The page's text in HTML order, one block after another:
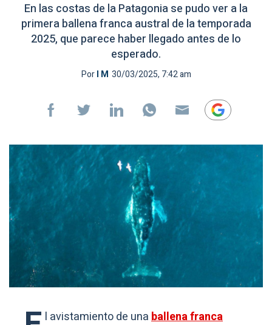
En las costas de la Patagonia se pudo ver a la
primera ballena franca austral de la temporada
2025, que parece haber llegado antes de lo
esperado.
PorI M 30/03/2025, 7:42 am
l avistamiento de unaballena franca